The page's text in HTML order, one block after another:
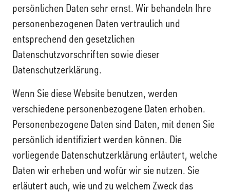
persönlichen Daten sehr ernst. Wir behandeln Ihre
personenbezogenen Daten vertraulich und
entsprechend den gesetzlichen
Datenschutzvorschriften sowie dieser
Datenschutzerklärung.
Wenn Sie diese Website benutzen, werden
verschiedene personenbezogene Daten erhoben.
Personenbezogene Daten sind Daten, mit denen Sie
persönlich identifiziert werden können. Die
vorliegende Datenschutzerklärung erläutert, welche
Daten wir erheben und wofür wir sie nutzen. Sie
erläutert auch, wie und zu welchem Zweck das